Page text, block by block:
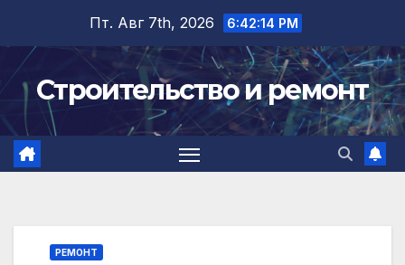
содержимому
Пт. Авг 7th, 2026 6:42:15 PM
Строительство и ремонт
РЕМОНТ